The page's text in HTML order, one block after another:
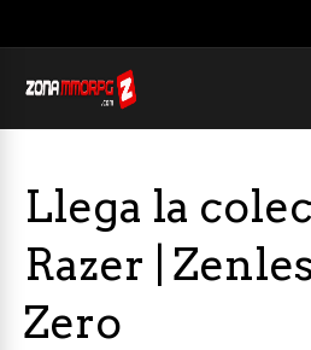
Llega la
Razer |
Zero